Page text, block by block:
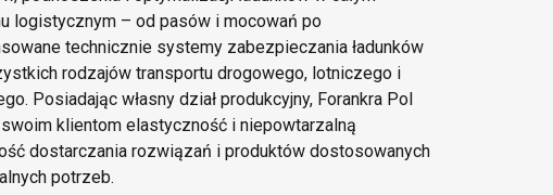
logistycznym – od pasów i mocowań po
technicznie systemy zabezpieczania ładunków
rodzajów transportu drogowego, lotniczego i
Posiadając własny dział produkcyjny, Forankra Pol
klientom elastyczność i niepowtarzalną
dostarczania rozwiązań i produktów dostosowanych
potrzeb.